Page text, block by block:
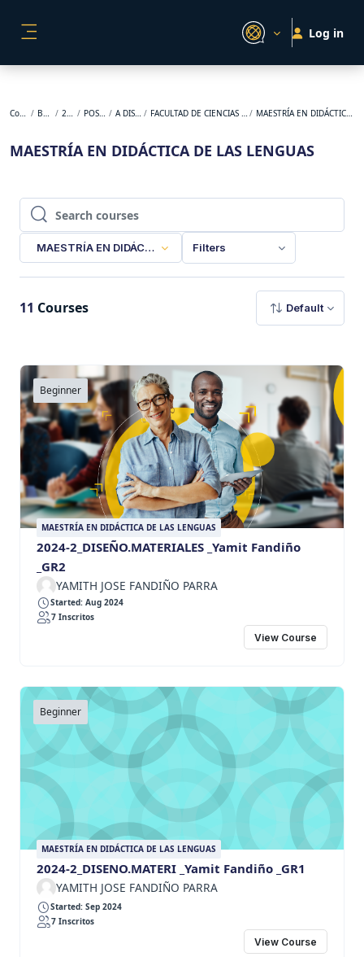
Log in
Courses BACKUP 2024-2 POSGRADO A DISTANCIA FACULTAD DE CIENCIAS DE LA EDUCACIÓN MAESTRÍA EN DIDÁCTICA DE LAS LENGUAS
MAESTRÍA EN DIDÁCTICA DE LAS LENGUAS
Search courses
Search courses
MAESTRÍA EN DIDÁCTICA DE LAS LENGUAS
Filters
11 Courses Default
Beginner
MAESTRÍA EN DIDÁCTICA DE LAS LENGUAS
2024-2_DISEÑO.MATERIALES _Yamit Fandiño
_GR2
YAMITH JOSE FANDIÑO PARRA
Started: Aug 2024
7 Inscritos
View Course
Beginner
MAESTRÍA EN DIDÁCTICA DE LAS LENGUAS
2024-2_DISENO.MATERI _Yamit Fandiño _GR1
YAMITH JOSE FANDIÑO PARRA
Started: Sep 2024
7 Inscritos
View Course